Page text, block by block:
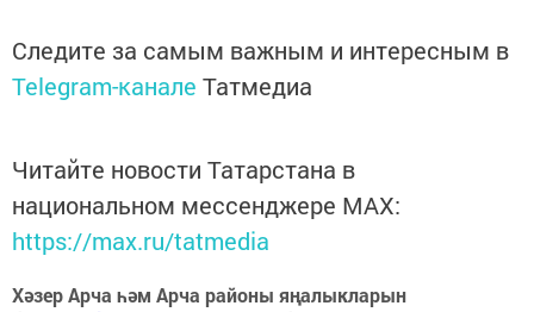
Следите за самым важным и интересным в
Telegram-канале Татмедиа
Читайте новости Татарстана в
национальном мессенджере MАХ:
https://max.ru/tatmedia
Хәзер Арча һәм Арча районы яңалыкларын